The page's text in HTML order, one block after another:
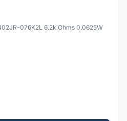
076K2L 6.2k Ohms 0.0625W